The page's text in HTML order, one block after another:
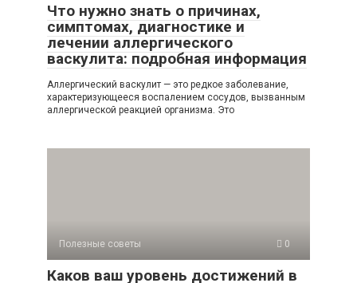
Что нужно знать о причинах,
симптомах, диагностике и
лечении аллергического
васкулита: подробная информация
Аллергический васкулит — это редкое заболевание,
характеризующееся воспалением сосудов, вызванным
аллергической реакцией организма. Это
Полезные советы 0
Каков ваш уровень достижений в